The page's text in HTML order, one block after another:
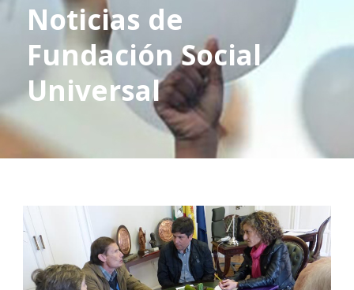
Noticias de
Fundación Social
Universal